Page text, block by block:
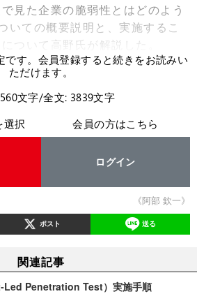
見た企業の脆弱性とはどのよう
いての概要説明と、実施するこ
ついて高野氏が解説した。
です。会員登録すると続きをお読みい
ただけます。
文字/全文: 3839文字
選択
会員の方はこちら
ログイン
《阿部 欽一》
ポスト 送る
関連記事
Led Penetration Test）実施手順